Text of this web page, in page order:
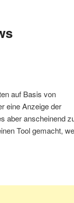
auf Basis von
eine Anzeige der
aber anscheinend
Tool gemacht,